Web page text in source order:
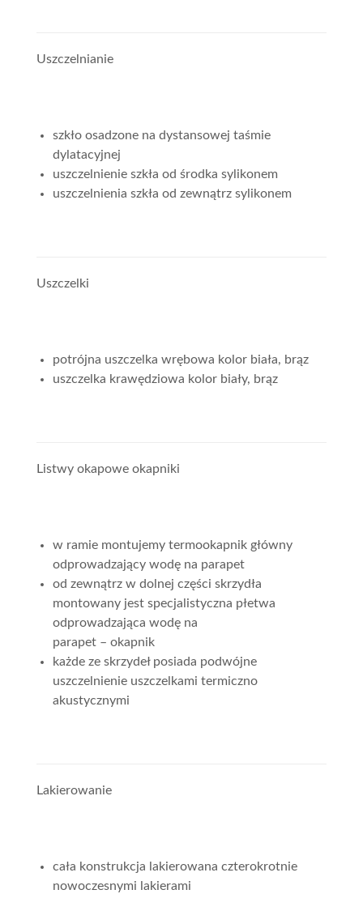
Uszczelnianie
szkło osadzone na dystansowej taśmie
dylatacyjnej
uszczelnienie szkła od środka sylikonem
uszczelnienia szkła od zewnątrz sylikonem
Uszczelki
potrójna uszczelka wrębowa kolor biała, brąz
uszczelka krawędziowa kolor biały, brąz
Listwy okapowe okapniki
w ramie montujemy termookapnik główny
odprowadzający wodę na parapet
od zewnątrz w dolnej części skrzydła
montowany jest specjalistyczna płetwa
odprowadzająca wodę na
parapet – okapnik
każde ze skrzydeł posiada podwójne
uszczelnienie uszczelkami termiczno
akustycznymi
Lakierowanie
cała konstrukcja lakierowana czterokrotnie
nowoczesnymi lakierami